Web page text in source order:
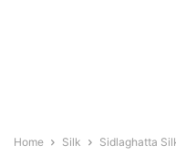
Home Silk Sidlaghatta